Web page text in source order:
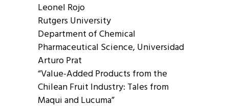
Leonel Rojo
Rutgers University
Department of Chemical
Pharmaceutical Science, Universidad
Arturo Prat
“Value-Added Products from the
Chilean Fruit Industry: Tales from
Maqui and Lucuma”